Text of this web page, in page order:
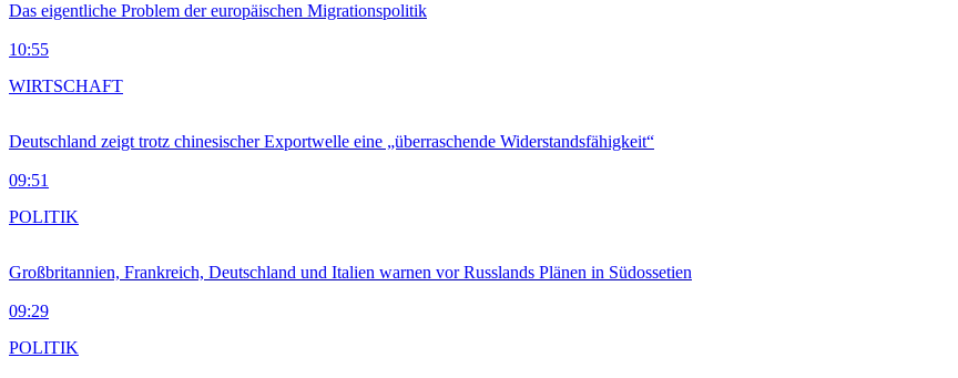
Das eigentliche Problem der europäischen Migrationspolitik
10:55
Deutschland zeigt trotz chinesischer Exportwelle eine „überraschende Widerstandsfähigkeit“
09:51
WIRTSCHAFT
Großbritannien, Frankreich, Deutschland und Italien warnen vor Russlands Plänen in Südossetien
09:29
POLITIK
POLITIK